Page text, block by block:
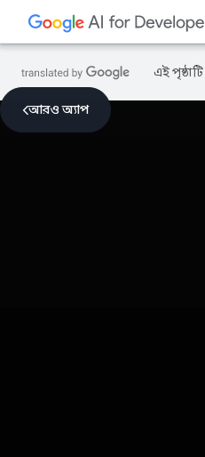
এই পৃষ্ঠাটি
আরও অ্যাপ